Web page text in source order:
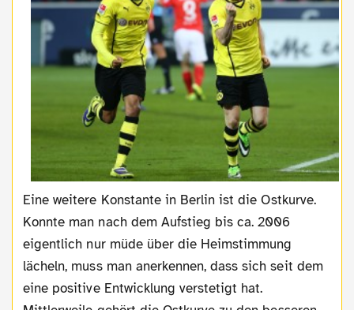
Eine weitere Konstante in Berlin ist die Ostkurve.
Konnte man nach dem Aufstieg bis ca. 2006
eigentlich nur müde über die Heimstimmung
lächeln, muss man anerkennen, dass sich seit dem
eine positive Entwicklung verstetigt hat.